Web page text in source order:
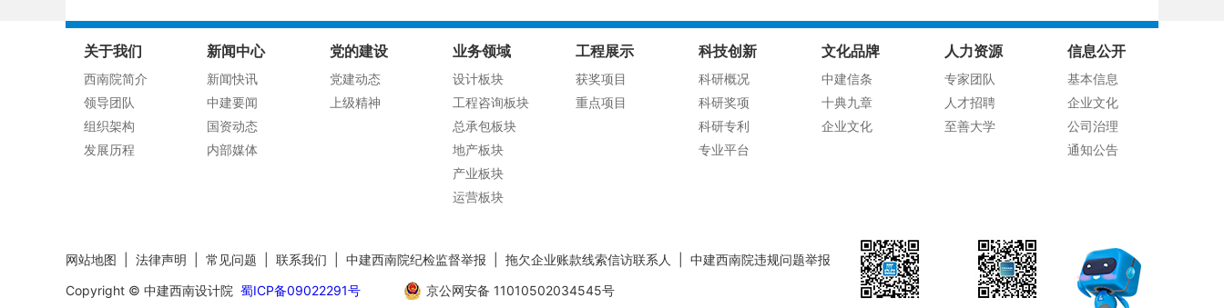
关于我们
西南院简介
领导团队
组织架构
发展历程
新闻中心
新闻快讯
中建要闻
国资动态
内部媒体
党的建设
党建动态
上级精神
业务领域
设计板块
工程咨询板块
总承包板块
地产板块
产业板块
运营板块
工程展示
获奖项目
重点项目
科技创新
科研概况
科研奖项
科研专利
专业平台
文化品牌
中建信条
十典九章
企业文化
人力资源
专家团队
人才招聘
至善大学
信息公开
基本信息
企业文化
公司治理
通知公告
网站地图 法律声明 常见问题 联系我们 中建西南院纪检监督举报 拖欠企业账款线索信访联系人
中建西南院违规问题举报
Copyright © 中建西南设计院 蜀ICP备09022291号 京公网安备 11010502034545号